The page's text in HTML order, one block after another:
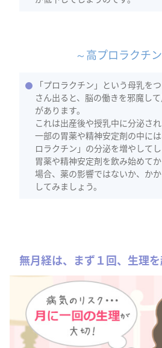
～高プロラクチ
「プロラクチン」という母乳を
さん出ると、脳の働きを邪魔し
があります。
これは出産後や授乳中に分泌さ
一部の胃薬や精神安定剤の中に
ロラクチン」の分泌を増やしてし
胃薬や精神安定剤を飲み始めて
場合、薬の影響ではないか、か
してみましょう。
無月経は、まず１回、生理